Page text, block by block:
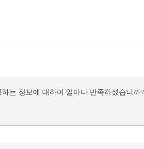
는 정보에 대하여 얼마나 만족하셨습니까?